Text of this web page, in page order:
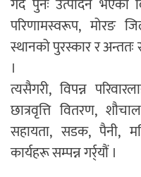
परिणामस्वरूप, मोरङ
स्थानको पुरस्कार र अन्ततः
।
त्यसैगरी, विपन्न
छात्रवृत्ति वितरण,
सहायता, सडक, पैनी,
कार्यहरू सम्पन्न गर्र्यौं ।